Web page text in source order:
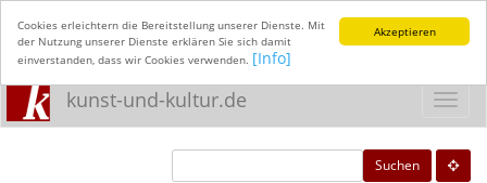
Akzeptieren
Cookies erleichtern die Bereitstellung unserer Dienste. Mit
der Nutzung unserer Dienste erklären Sie sich damit
einverstanden, dass wir Cookies verwenden. [Info]
kunst-und-kultur.de
Suchen